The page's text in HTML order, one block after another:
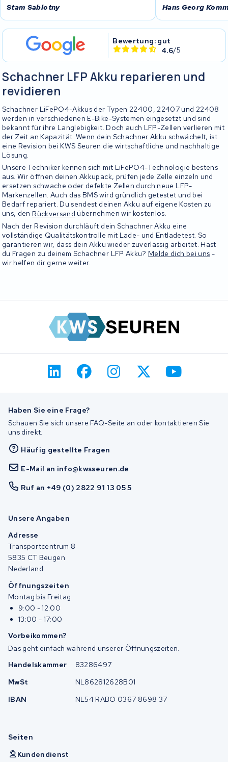
Stam Sablotny Hans Georg
Bewertung: gut
4.6/5
Schachner LFP Akku reparieren und
revidieren
Schachner LiFePO4-Akkus der Typen 22400, 22407 und 22408
werden in verschiedenen E-Bike-Systemen eingesetzt und sind
bekannt für ihre Langlebigkeit. Doch auch LFP-Zellen verlieren mit
der Zeit an Kapazität. Wenn dein Schachner Akku schwächelt, ist
eine Revision bei KWS Seuren die wirtschaftliche und nachhaltige
Lösung.
Unsere Techniker kennen sich mit LiFePO4-Technologie bestens
aus. Wir öffnen deinen Akkupack, prüfen jede Zelle einzeln und
ersetzen schwache oder defekte Zellen durch neue LFP-
Markenzellen. Auch das BMS wird gründlich getestet und bei
Bedarf repariert. Du sendest deinen Akku auf eigene Kosten zu
uns, denRückversand übernehmen wir kostenlos.
Nach der Revision durchläuft dein Schachner Akku eine
vollständige Qualitätskontrolle mit Lade- und Entladetest. So
garantieren wir, dass dein Akku wieder zuverlässig arbeitet. Hast
du Fragen zu deinem Schachner LFP Akku?Melde dich bei uns -
wir helfen dir gerne weiter.
Haben Sie eine Frage?
Schauen Sie sich unsere FAQ-Seite an oder kontaktieren Sie
uns direkt.
Häufig gestellte Fragen
E-Mail an info@kwsseuren.de
Ruf an +49 (0) 2822 91 13 05 5
Unsere Angaben
Adresse
Transportcentrum 8
5835 CT Beugen
Nederland
Öffnungszeiten
Montag bis Freitag
9:00 - 12:00
13:00 - 17:00
Vorbeikommen?
Das geht einfach während unserer Öffnungszeiten.
Handelskammer
83286497
MwSt
NL862812628B01
IBAN
NL54 RABO 0367 8698 37
Seiten
Kundendienst